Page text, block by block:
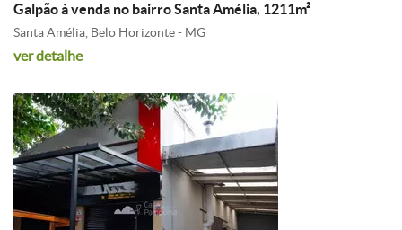
Galpão à venda no bairro Santa Amélia, 1211m²
Santa Amélia, Belo Horizonte - MG
ver detalhe